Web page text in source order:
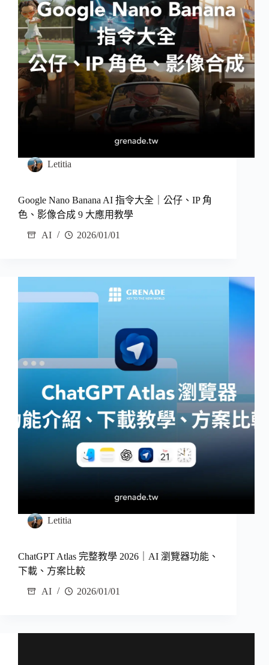
Letitia
Google Nano Banana AI 指令大全｜公仔、IP 角
色、影像合成 9 大應用教學
AI
2026/01/01
Letitia
ChatGPT Atlas 完整教學 2026｜AI 瀏覽器功能、
下載、方案比較
AI
2026/01/01